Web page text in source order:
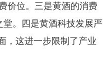
价位。三是黄酒的消费
堂。四是黄酒科技发展严
，这进一步限制了产业